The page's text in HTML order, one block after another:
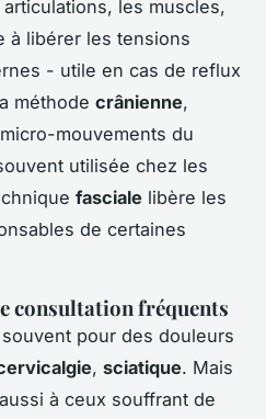
les muscles,
à libérer les tensions
- utile en cas de reflux
méthode crânienne,
mouvements du
utilisée chez les
fasciale libère les
de certaines
consultation fréquents
pour des douleurs
, sciatique. Mais
à ceux souffrant de